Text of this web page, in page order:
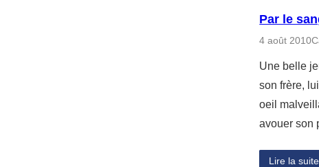
Par le
4 août 2010
Une belle
son frère,
oeil
avouer son
Lire la suite